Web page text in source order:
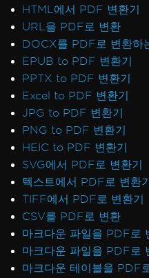
HTML에서 PDF 변환기
URL을 PDF로 변환
DOCX를 PDF로 변환하
EPUB to PDF 변환기
PPTX to PDF 변환기
Excel to PDF 변환기
JPG to PDF 변환기
PNG to PDF 변환기
HEIC to PDF 변환기
SVG에서 PDF로 변환기
텍스트에서 PDF로 변환기
TIFF에서 PDF로 변환기
CSV를 PDF로 변환
마크다운 파일을 PDF로
마크다운 파일을 PDF로
마크다운 테이블을 PDF